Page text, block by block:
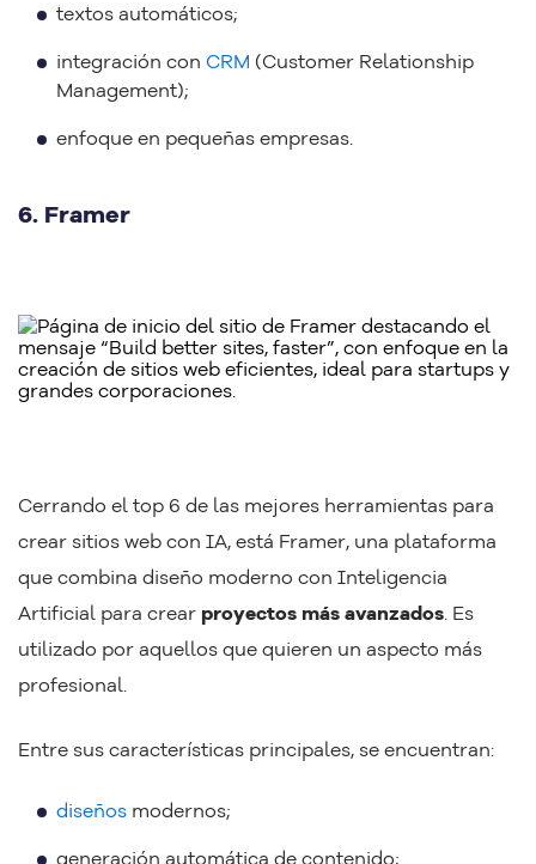
textos automáticos;
integración con CRM (Customer Relationship
Management);
enfoque en pequeñas empresas.
6. Framer
Cerrando el top 6 de las mejores herramientas para
crear sitios web con IA, está Framer, una plataforma
que combina diseño moderno con Inteligencia
Artificial para crear proyectos más avanzados. Es
utilizado por aquellos que quieren un aspecto más
profesional.
Entre sus características principales, se encuentran:
diseños modernos;
generación automática de contenido;